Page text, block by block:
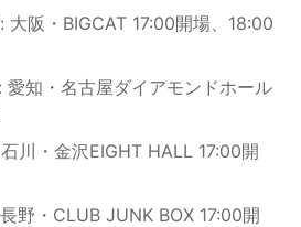
: 大阪・BIGCAT 17:00開場、18:00
: 愛知・名古屋ダイアモンドホール
川・金沢EIGHT HALL 17:00開
野・CLUB JUNK BOX 17:00開